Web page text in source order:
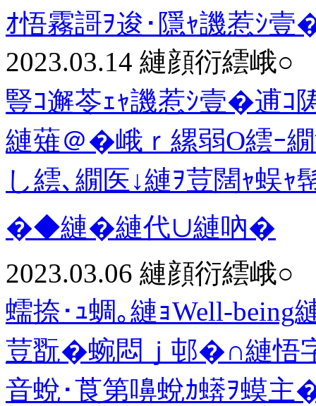
ｵ悟霧謌ｦ逡･隱ｬ譏惹ｼ
2023.03.14 縺顔衍繧峨○
豎ｺ邂苓ｪｬ譏惹ｼ壹�逋ｺ
縺薙＠�峨ｒ縲弱Ο繧ｰ
し繧､繝医↓縺ｦ荳闊ｬ蜈
�◆縺�縺代∪縺吶�
2023.03.06 縺顔衍繧峨○
蠕捺･ｭ蜩｡縺ｮWell-being
荳翫�蜿悶ｊ邨�∩縺悟
音蛻･莨第嚊蛻ｶ蠎ｦ蟆主